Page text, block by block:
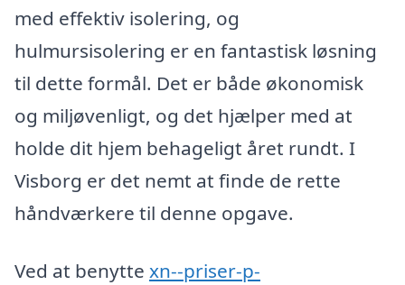
med effektiv isolering, og
hulmursisolering er en fantastisk løsning
til dette formål. Det er både økonomisk
og miljøvenligt, og det hjælper med at
holde dit hjem behageligt året rundt. I
Visborg er det nemt at finde de rette
håndværkere til denne opgave.
Ved at benytte xn--priser-p-